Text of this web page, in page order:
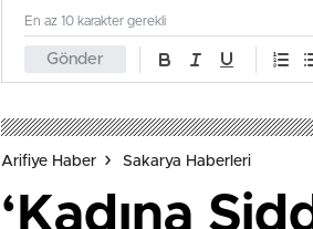
Gönder
En az 10 karakter gerekli
Arifiye Haber Sakarya Haberleri
‘Kadına